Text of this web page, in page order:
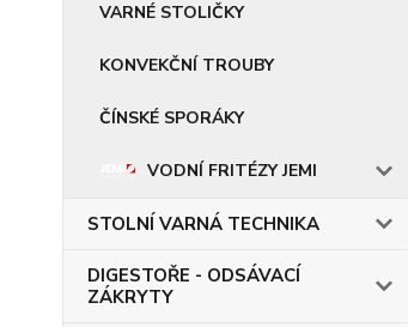
VARNÉ STOLIČKY
KONVEKČNÍ TROUBY
ČÍNSKÉ SPORÁKY
VODNÍ FRITÉZY JEMI
STOLNÍ VARNÁ TECHNIKA
DIGESTOŘE - ODSÁVACÍ
ZÁKRYTY